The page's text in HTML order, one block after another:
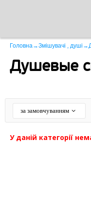
Головна→Змішувачі , душі →
Душевые
за замовчуванням
У даній категорії